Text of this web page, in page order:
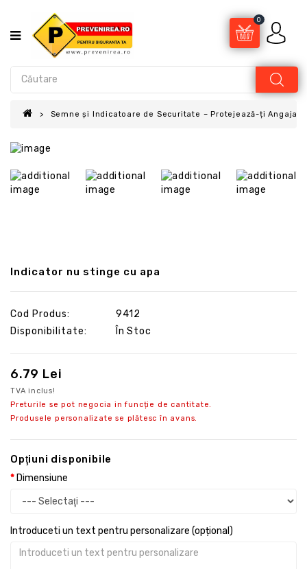
0
Semne și Indicatoare de Securitate – Protejează-ți
Indicator nu stinge cu apa
Cod Produs:
9412
Disponibilitate:
În Stoc
6.79 Lei
TVA inclus!
Preturile se pot negocia in funcție de cantitate.
Produsele personalizate se plătesc în avans.
Opţiuni disponibile
Dimensiune
Introduceti un text pentru personalizare (opțional)